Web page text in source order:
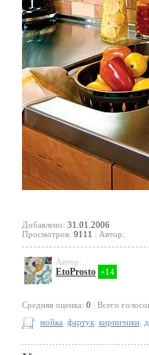
Добавлено: 31.01.2006
Просмотров: 9111 Автор:
Автор:
EtoProsto +14
Cредняя оценка: 0 Всего
мойка фартук кирпичики